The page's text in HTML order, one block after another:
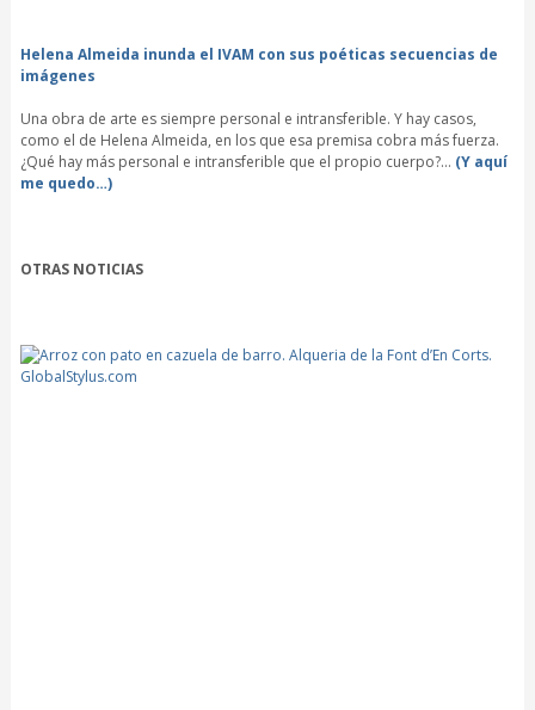
Helena Almeida inunda el IVAM con sus poéticas secuencias de
imágenes
Una obra de arte es siempre personal e intransferible. Y hay casos,
como el de Helena Almeida, en los que esa premisa cobra más fuerza.
¿Qué hay más personal e intransferible que el propio cuerpo?… (Y aquí
me quedo…)
OTRAS NOTICIAS